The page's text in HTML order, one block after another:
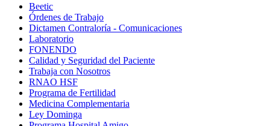
Beetic
Órdenes de Trabajo
Dictamen Contraloría - Comunicaciones
Laboratorio
FONENDO
Calidad y Seguridad del Paciente
Trabaja con Nosotros
RNAO HSF
Programa de Fertilidad
Medicina Complementaria
Ley Dominga